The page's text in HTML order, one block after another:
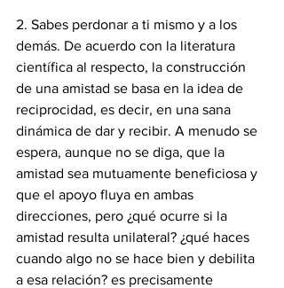
2. Sabes perdonar a ti mismo y a los
demás. De acuerdo con la literatura
científica al respecto, la construcción
de una amistad se basa en la idea de
reciprocidad, es decir, en una sana
dinámica de dar y recibir. A menudo se
espera, aunque no se diga, que la
amistad sea mutuamente beneficiosa y
que el apoyo fluya en ambas
direcciones, pero ¿qué ocurre si la
amistad resulta unilateral? ¿qué haces
cuando algo no se hace bien y debilita
a esa relación? es precisamente